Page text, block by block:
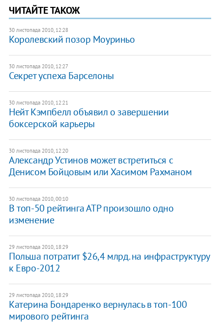
ЧИТАЙТЕ ТАКОЖ
30 листопада 2010, 12:28
Королевский позор Моуриньо
30 листопада 2010, 12:27
Секрет успеха Барселоны
30 листопада 2010, 12:21
Нейт Кэмпбелл объявил о завершении
боксерской карьеры
30 листопада 2010, 12:20
Александр Устинов может встретиться с
Денисом Бойцовым или Хасимом Рахманом
30 листопада 2010, 00:10
В топ-50 рейтинга АТР произошло одно
изменение
29 листопада 2010, 18:29
Польша потратит $26,4 млрд. на инфраструктуру
к Евро-2012
29 листопада 2010, 18:29
Катерина Бондаренко вернулась в топ-100
мирового рейтинга